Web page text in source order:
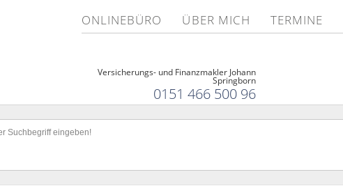
ONLINEBÜRO ÜBER MICH TERMINE
Versicherungs- und Finanzmakler Johann
Springborn
0151 466 500 96